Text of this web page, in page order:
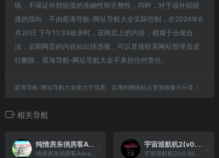
络，不保证外部链接的准确性和完整性，同时，对于该外部链
接的指向，不由星海导航-网址导航大全实际控制，在2024年6
月20日 下午11:33收录时，该网页上的内容，都属于合规合
法，后期网页的内容如出现违规，可以直接联系网站管理员进
行删除，星海导航-网址导航大全不承担任何责任。
星海导航-网址导航大全致力于优质、实用的网络站点资源收集与分享！
相关导航
纯情房东俏房客Advance – 祝福之钟声[CGP&PGCG](简)(JP)(70.01Mb)
纯情房东俏房客Advance - 祝福之钟声[CGP&PGCG](简)(JP)(70.01Mb)
宇宙巡航机2(v0.9)(简)[高伟](JP)[STG](2Mb)
宇宙巡航机2(v0.9)(简)[高伟](JP)[STG](2Mb)